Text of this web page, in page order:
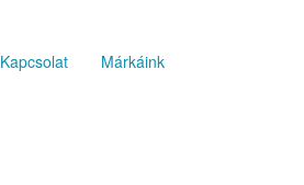
Kapcsolat Márkáink